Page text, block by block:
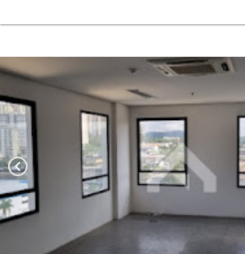
chevron_left